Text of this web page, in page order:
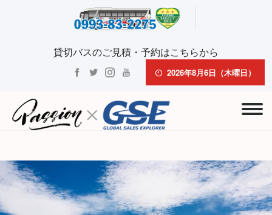
貸切バスのご見積・予約はこちらから
2026年8月6日（木曜日）